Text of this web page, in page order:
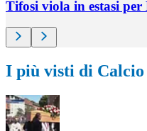
Tifosi viola in estasi
I più visti di Calcio